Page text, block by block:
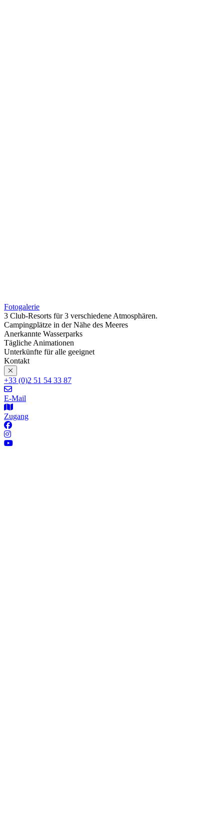
Fotogalerie
3 Club-Resorts für 3 verschiedene Atmosphären.
Campingplätze in der Nähe des Meeres
Anerkannte Wasserparks
Tägliche Animationen
Unterkünfte für alle geeignet
Kontakt
+33 (0)2 51 54 33 87
E-Mail
Zugang